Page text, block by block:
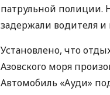
патрульной полиции.
задержали водителя и
Установлено, что
Азовского моря
Автомобиль «Ауди»